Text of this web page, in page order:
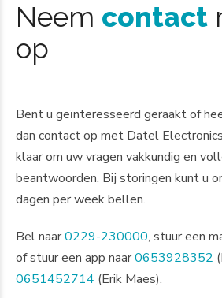
Neem contact
op
Bent u geïnteresseerd geraakt of
dan contact op met Datel
klaar om uw vragen vakkundig en
beantwoorden. Bij storingen kunt u
dagen per week bellen.
Bel naar0229-230000, stuur een
of stuur een app naar0653928352
0651452714 (Erik Maes).